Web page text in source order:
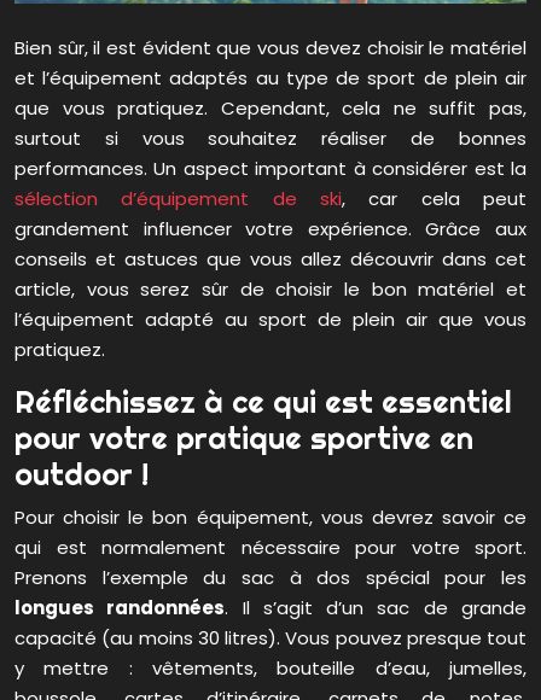
Bien sûr, il est évident que vous devez choisir le matériel
et l’équipement adaptés au type de sport de plein air
que vous pratiquez. Cependant, cela ne suffit pas,
surtout si vous souhaitez réaliser de bonnes
performances. Un aspect important à considérer est la
sélection d’équipement de ski, car cela peut
grandement influencer votre expérience. Grâce aux
conseils et astuces que vous allez découvrir dans cet
article, vous serez sûr de choisir le bon matériel et
l’équipement adapté au sport de plein air que vous
pratiquez.
Réfléchissez à ce qui est essentiel
pour votre pratique sportive en
outdoor !
Pour choisir le bon équipement, vous devrez savoir ce
qui est normalement nécessaire pour votre sport.
Prenons l’exemple du sac à dos spécial pour les
longues randonnées. Il s’agit d’un sac de grande
capacité (au moins 30 litres). Vous pouvez presque tout
y mettre : vêtements, bouteille d’eau, jumelles,